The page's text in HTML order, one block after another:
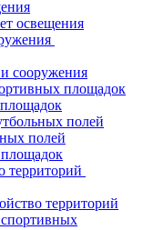
освещения
сооружения
площадок
площадок
полей
полей
площадок
территорий
территорий
спортивных